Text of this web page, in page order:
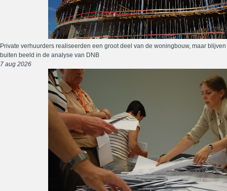
Private verhuurders realiseerden een groot deel van de woningbouw, maar blijven
buiten beeld in de analyse van DNB
7 aug 2026